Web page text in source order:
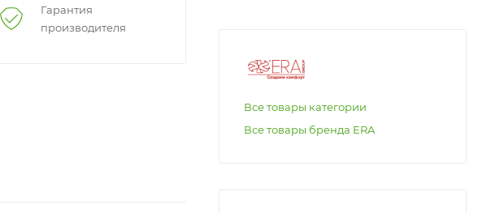
Гарантия
производителя
Все товары категории
Все товары бренда ERA